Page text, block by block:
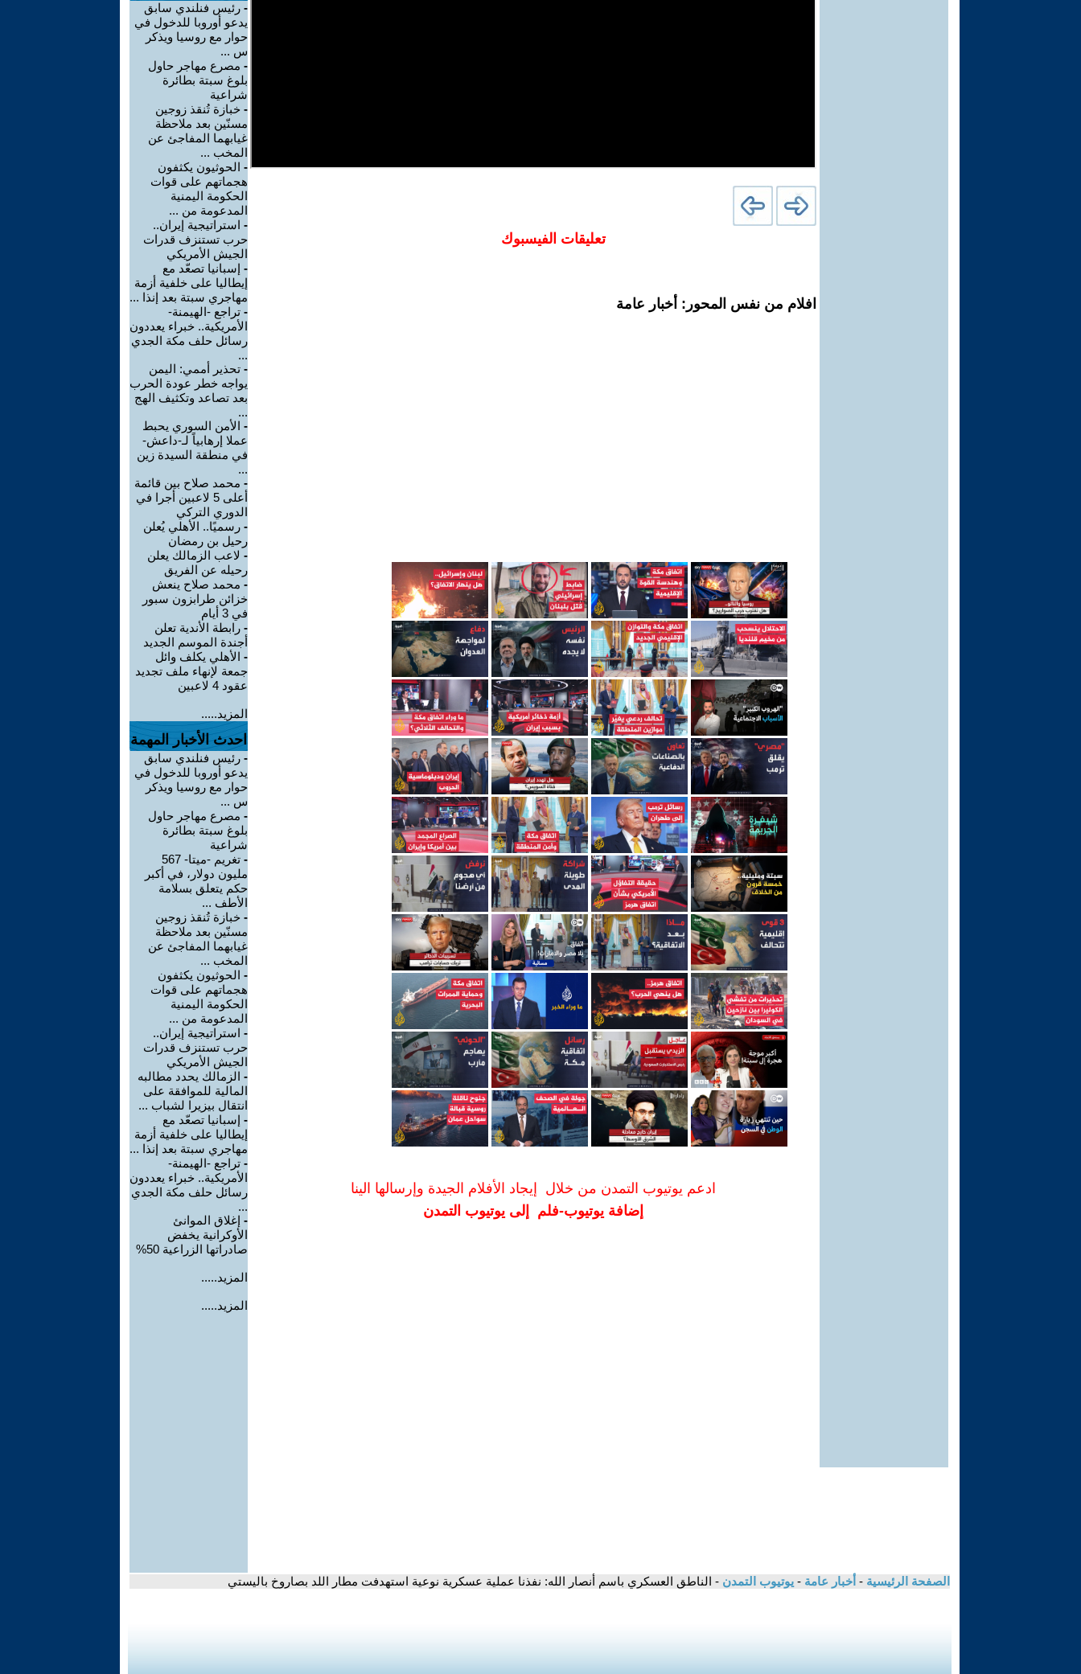
تعليقات الفيسبوك
افلام من نفس المحور: أخبار عامة
ادعم يوتيوب التمدن من خلال إيجاد الأفلام الجيدة وإرسالها الينا
إضافة يوتيوب-فلم إلى يوتيوب التمدن
- رئيس فنلندي سابق
يدعو أوروبا للدخول في
حوار مع روسيا ويذكر
س ...
- مصرع مهاجر حاول
بلوغ سبتة بطائرة
شراعية
- خبازة تُنقذ زوجين
مسنّين بعد ملاحظة
غيابهما المفاجئ عن
المخب ...
- الحوثيون يكثفون
هجماتهم على قوات
الحكومة اليمنية
المدعومة من ...
- استراتيجية إيران..
حرب تستنزف قدرات
الجيش الأمريكي
- إسبانيا تصعّد مع
إيطاليا على خلفية أزمة
مهاجري سبتة بعد إنذا ...
- تراجع -الهيمنة-
الأمريكية.. خبراء يعددون
رسائل حلف مكة الجدي
...
- تحذير أممي: اليمن
يواجه خطر عودة الحرب
بعد تصاعد وتكثيف الهج
...
- الأمن السوري يحبط
عملا إرهابياً لـ-داعش-
في منطقة السيدة زين
...
- محمد صلاح بين قائمة
أعلى 5 لاعبين أجرا في
الدوري التركي
- رسميًا.. الأهلي يُعلن
رحيل بن رمضان
- لاعب الزمالك يعلن
رحيله عن الفريق
- محمد صلاح ينعش
خزائن طرابزون سبور
في 3 أيام
- رابطة الأندية تعلن
أجندة الموسم الجديد
- الأهلي يكلف وائل
جمعة لإنهاء ملف تجديد
عقود 4 لاعبين
المزيد.....
احدث الأخبار المهمة
- رئيس فنلندي سابق
يدعو أوروبا للدخول في
حوار مع روسيا ويذكر
س ...
- مصرع مهاجر حاول
بلوغ سبتة بطائرة
شراعية
-
تغريم -ميتا- 567
مليون دولار، في أكبر
حكم يتعلق بسلامة
الأطف ...
- خبازة تُنقذ زوجين
مسنّين بعد ملاحظة
غيابهما المفاجئ عن
المخب ...
- الحوثيون يكثفون
هجماتهم على قوات
الحكومة اليمنية
المدعومة من ...
- استراتيجية إيران..
حرب تستنزف قدرات
الجيش الأمريكي
- الزمالك يحدد مطالبه
المالية للموافقة على
انتقال بيزيرا لشباب ...
- إسبانيا تصعّد مع
إيطاليا على خلفية أزمة
مهاجري سبتة بعد إنذا ...
- تراجع -الهيمنة-
الأمريكية.. خبراء يعددون
رسائل حلف مكة الجدي
...
- إغلاق الموانئ
الأوكرانية يخفض
صادراتها الزراعية 50%
المزيد.....
المزيد.....
الصفحة الرئيسية - أخبار عامة - يوتيوب التمدن - الناطق العسكري باسم أنصار الله: نفذنا عملية عسكرية نوعية استهدفت مطار اللد بصاروخ باليستي